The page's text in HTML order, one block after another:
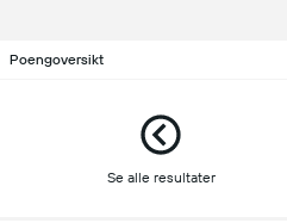
Poengoversikt
Se alle resultater